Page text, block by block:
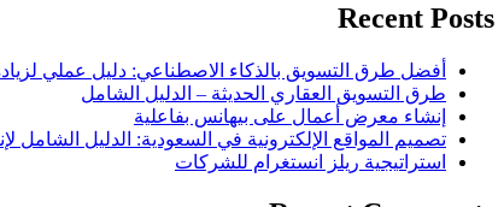
Recent Posts
أفضل طرق التسويق بالذكاء الاصطناعي: دليل عملي
طرق التسويق العقاري الحديثة – الدليل الشامل
إنشاء معرض أعمال على بيهانس بفاعلية
تصميم المواقع الإلكترونية في السعودية: الدليل الشامل
استراتيجية ريلز انستغرام للشركات